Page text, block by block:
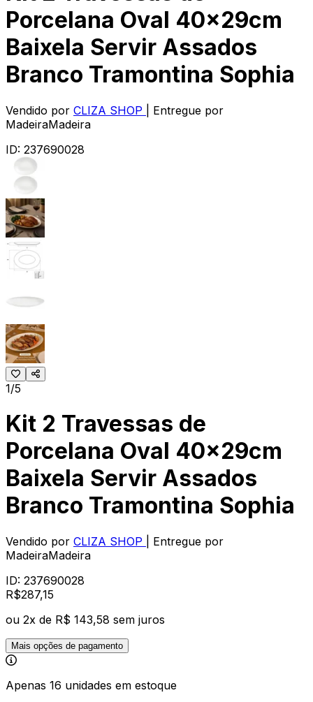
Porcelana Oval 40x29cm
Baixela Servir Assados
Branco Tramontina Sophia
Vendido por CLIZA SHOP
| Entregue por
MadeiraMadeira
ID: 237690028
1/5
Kit 2 Travessas de
Porcelana Oval 40x29cm
Baixela Servir Assados
Branco Tramontina Sophia
Vendido por CLIZA SHOP
| Entregue por
MadeiraMadeira
ID: 237690028
R$287,15
ou 2x de R$ 143,58 sem juros
Mais opções de pagamento
Apenas 16 unidades em estoque